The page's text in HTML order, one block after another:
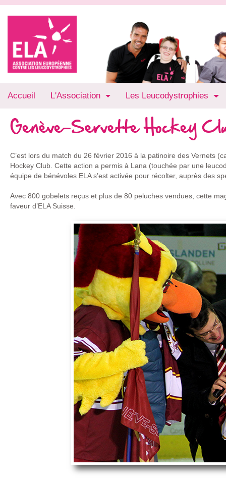
Accueil L'Association Les Leucodystrophies
Genève-Servette Hockey
C’est lors du match du 26 février 2016 à la patinoire des Vernets
Hockey Club. Cette action a permis à Lana (touchée par une
équipe de bénévoles ELA s’est activée pour récolter, auprès des
Avec 800 gobelets reçus et plus de 80 peluches vendues, cette
faveur d’ELA Suisse.